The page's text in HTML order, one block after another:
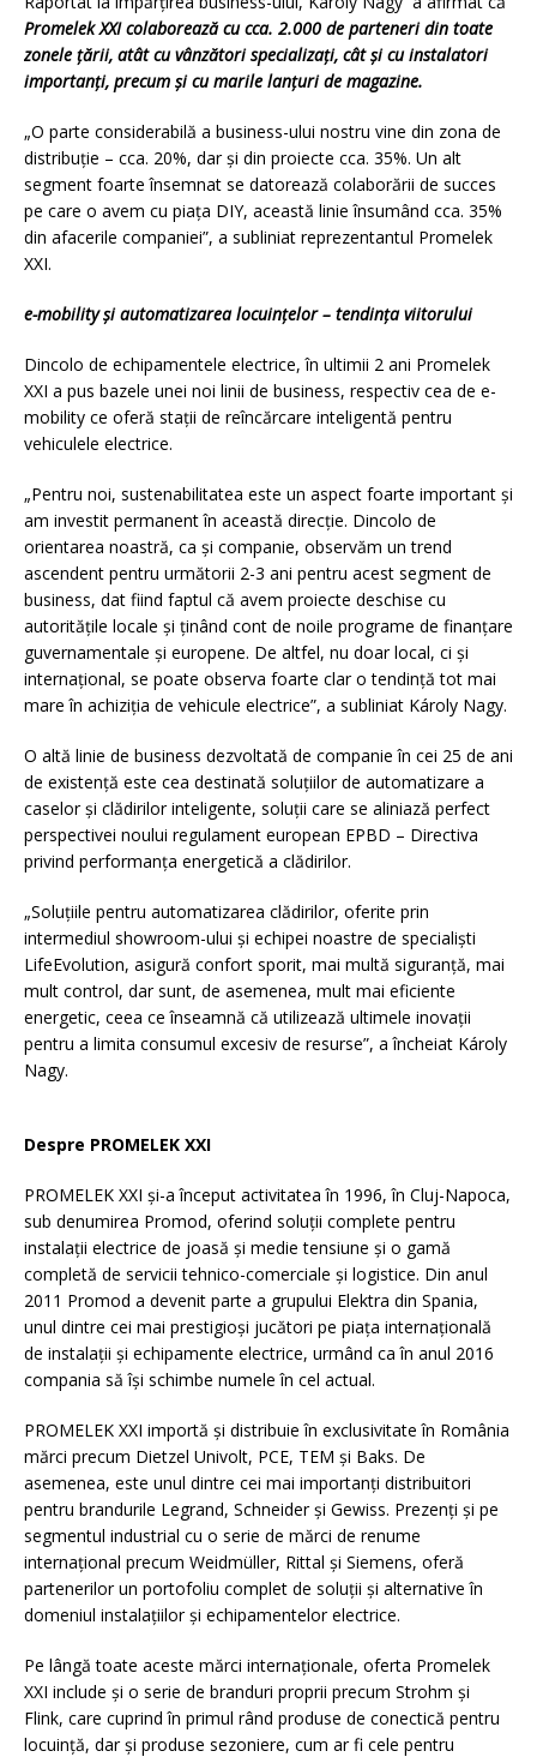
Promelek XXI colaborează cu cca. 2.000 de parteneri din toate
zonele țării, atât cu vânzători specializați, cât și cu instalatori
importanți, precum și cu marile lanțuri de magazine.
„O parte considerabilă a business-ului nostru vine din zona de
distribuție – cca. 20%, dar și din proiecte cca. 35%. Un alt
segment foarte însemnat se datorează colaborării de succes
pe care o avem cu piața DIY, această linie însumând cca. 35%
din afacerile companiei”, a subliniat reprezentantul Promelek
XXI.
e-mobility și automatizarea locuințelor – tendința viitorului
Dincolo de echipamentele electrice, în ultimii 2 ani Promelek
XXI a pus bazele unei noi linii de business, respectiv cea de e-
mobility ce oferă stații de reîncărcare inteligentă pentru
vehiculele electrice.
„Pentru noi, sustenabilitatea este un aspect foarte important și
am investit permanent în această direcție. Dincolo de
orientarea noastră, ca și companie, observăm un trend
ascendent pentru următorii 2-3 ani pentru acest segment de
business, dat fiind faptul că avem proiecte deschise cu
autoritățile locale și ținând cont de noile programe de finanțare
guvernamentale și europene. De altfel, nu doar local, ci și
internațional, se poate observa foarte clar o tendință tot mai
mare în achiziția de vehicule electrice”, a subliniat Károly Nagy.
O altă linie de business dezvoltată de companie în cei 25 de ani
de existență este cea destinată soluțiilor de automatizare a
caselor și clădirilor inteligente, soluții care se aliniază perfect
perspectivei noului regulament european EPBD – Directiva
privind performanța energetică a clădirilor.
„Soluțiile pentru automatizarea clădirilor, oferite prin
intermediul showroom-ului și echipei noastre de specialiști
LifeEvolution, asigură confort sporit, mai multă siguranță, mai
mult control, dar sunt, de asemenea, mult mai eficiente
energetic, ceea ce înseamnă că utilizează ultimele inovații
pentru a limita consumul excesiv de resurse”, a încheiat Károly
Nagy.
Despre PROMELEK XXI
PROMELEK XXI și-a început activitatea în 1996, în Cluj-Napoca,
sub denumirea Promod, oferind soluții complete pentru
instalații electrice de joasă şi medie tensiune și o gamă
completă de servicii tehnico-comerciale și logistice. Din anul
2011 Promod a devenit parte a grupului Elektra din Spania,
unul dintre cei mai prestigioși jucători pe piața internațională
de instalații și echipamente electrice, urmând ca în anul 2016
compania să își schimbe numele în cel actual.
PROMELEK XXI importă și distribuie în exclusivitate în România
mărci precum Dietzel Univolt, PCE, TEM și Baks. De
asemenea, este unul dintre cei mai importanți distribuitori
pentru brandurile Legrand, Schneider și Gewiss. Prezenți și pe
segmentul industrial cu o serie de mărci de renume
internațional precum Weidmüller, Rittal și Siemens, oferă
partenerilor un portofoliu complet de soluţii şi alternative în
domeniul instalațiilor și echipamentelor electrice.
Pe lângă toate aceste mărci internaționale, oferta Promelek
XXI include și o serie de branduri proprii precum Strohm și
Flink, care cuprind în primul rând produse de conectică pentru
locuință, dar și produse sezoniere, cum ar fi cele pentru